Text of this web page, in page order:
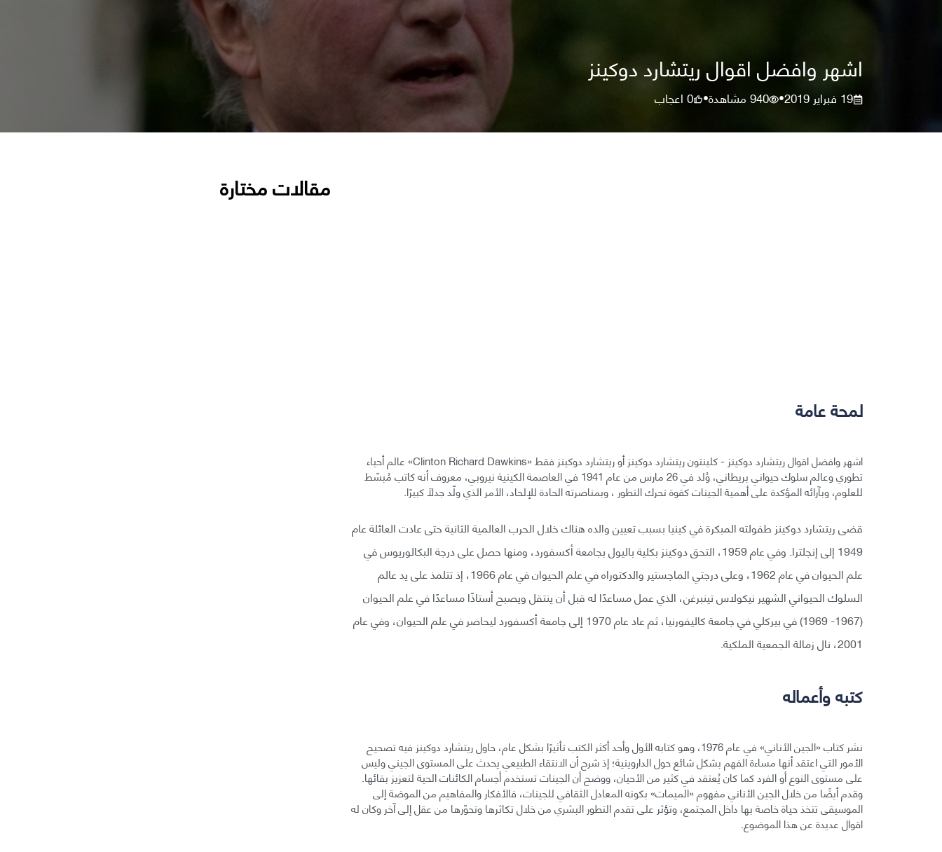
اشهر وافضل اقوال ريتشارد دوكينز
19 فبراير 2019 •
940مشاهدة•
0اعجاب
لمحة عامة
اشهر وافضل اقوال ريتشارد دوكينز - كلينتون ريتشارد دوكينز أو ريتشارد دوكينز فقط «Clinton Richard Dawkins» عالم أحياء
تطوري وعالم سلوك حيواني بريطاني، وُلد في 26 مارس من عام 1941 في العاصمة الكينية نيروبي، معروف أنه كاتب مُبسّط
للعلوم، وبآرائه المؤكدة على أهمية الجينات كقوة تحرك التطور ، وبمناصرته الحادة للإلحاد، الأمر الذي ولّد جدلًا كبيرًا.
قضى ريتشارد دوكينز طفولته المبكرة في كينيا بسبب تعيين والده هناك خلال الحرب العالمية الثانية حتى عادت العائلة عام
1949 إلى إنجلترا. وفي عام 1959، التحق دوكينز بكلية باليول بجامعة أكسفورد، ومنها حصل على درجة البكالوريوس في
علم الحيوان في عام 1962، وعلى درجتي الماجستير والدكتوراه في علم الحيوان في عام 1966، إذ تتلمذ على يد عالم
السلوك الحيواني الشهير نيكولاس تينبرغن، الذي عمل مساعدًا له قبل أن ينتقل ويصبح أستاذًا مساعدًا في علم الحيوان
(1967- 1969) في بيركلي في جامعة كاليفورنيا، ثم عاد عام 1970 إلى جامعة أكسفورد ليحاضر في علم الحيوان، وفي عام
2001، نال زمالة الجمعية الملكية.
كتبه وأعماله
نشر كتاب «الجين الأناني» في عام 1976، وهو كتابه الأول وأحد أكثر الكتب تأثيرًا بشكل عام، حاول ريتشارد دوكينز فيه تصحيح
الأمور التي اعتقد أنها مساءة الفهم بشكل شائع حول الداروينية؛ إذ شرح أن الانتقاء الطبيعي يحدث على المستوى الجيني وليس
على مستوى النوع أو الفرد كما كان يُعتقد في كثير من الأحيان، ووضح أن الجينات تستخدم أجسام الكائنات الحية لتعزيز بقائها.
وقدم أيضًا من خلال الجين الأناني مفهوم «الميمات» بكونه المعادل الثقافي للجينات، فالأفكار والمفاهيم من الموضة إلى
الموسيقى تتخذ حياة خاصة بها داخل المجتمع، وتؤثر على تقدم التطور البشري من خلال تكاثرها وتحوّرها من عقل إلى آخر وكان له
اقوال عديدة عن هذا الموضوع.
مقالات مختارة